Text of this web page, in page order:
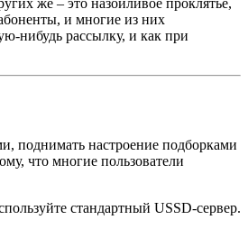
и многие из них
нибудь рассылку, и как при
поднимать настроение подборками
что многие пользователи
стандартный USSD-сервер.